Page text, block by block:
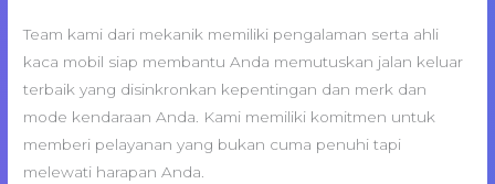
Team kami dari mekanik memiliki pengalaman serta ahli
kaca mobil siap membantu Anda memutuskan jalan keluar
terbaik yang disinkronkan kepentingan dan merk dan
mode kendaraan Anda. Kami memiliki komitmen untuk
memberi pelayanan yang bukan cuma penuhi tapi
melewati harapan Anda.